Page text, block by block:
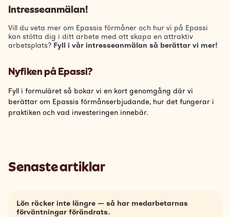
Intresseanmälan!
Vill du veta mer om Epassis förmåner och hur vi på Epassi
kan stötta dig i ditt arbete med att skapa en attraktiv
arbetsplats? Fyll i vår intresseanmälan så berättar vi mer!
Nyfiken på Epassi?
Fyll i formuläret så bokar vi en kort genomgång där vi
berättar om Epassis förmånserbjudande, hur det fungerar i
praktiken och vad investeringen innebär.
Senaste artiklar
Lön räcker inte längre — så har medarbetarnas
förväntningar förändrats.